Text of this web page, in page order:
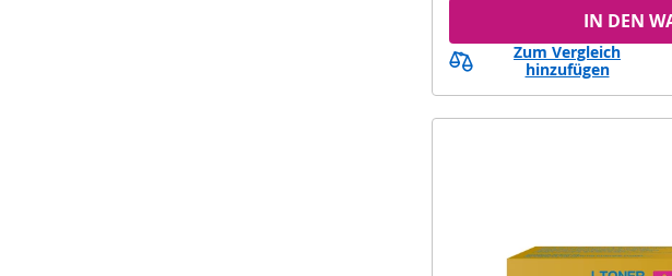
IN DEN
Zum Vergleich
hinzufügen